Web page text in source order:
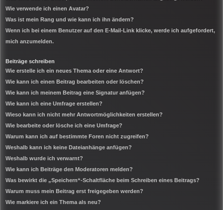
Wie verwende ich einen Avatar?
Was ist mein Rang und wie kann ich ihn ändern?
Wenn ich bei einem Benutzer auf den E-Mail-Link klicke, werde ich aufgefordert,
mich anzumelden.
Beiträge schreiben
Wie erstelle ich ein neues Thema oder eine Antwort?
Wie kann ich einen Beitrag bearbeiten oder löschen?
Wie kann ich meinem Beitrag eine Signatur anfügen?
Wie kann ich eine Umfrage erstellen?
Wieso kann ich nicht mehr Antwortmöglichkeiten erstellen?
Wie bearbeite oder lösche ich eine Umfrage?
Warum kann ich auf bestimmte Foren nicht zugreifen?
Weshalb kann ich keine Dateianhänge anfügen?
Weshalb wurde ich verwarnt?
Wie kann ich Beiträge den Moderatoren melden?
Was bewirkt die „Speichern“-Schaltfläche beim Schreiben eines Beitrags?
Warum muss mein Beitrag erst freigegeben werden?
Wie markiere ich ein Thema als neu?